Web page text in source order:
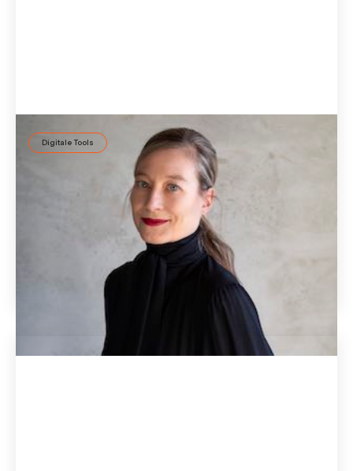
Digitale Tools
Personas authentisch erstellen, Design wirksam
Welchen zentralen Beitrag Persönlichkeitsmodelle in der
menschenzentrierten Gestaltung leisten, weiß ID37
Geschäftsführerin Cornelia Kirschke.